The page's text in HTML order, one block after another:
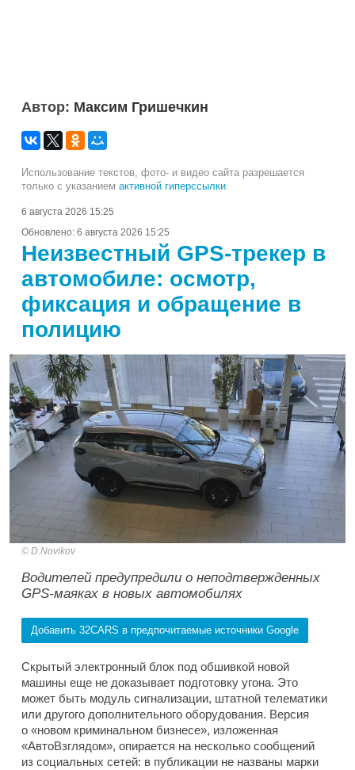
Автор: Максим Гришечкин
Использование текстов, фото- и видео сайта разрешается
только с указанием активной гиперссылки
6 августа 2026 15:25
Обновлено: 6 августа 2026 15:25
Неизвестный GPS-трекер в
автомобиле: осмотр,
фиксация и обращение в
полицию
D.Novikov
Водителей предупредили о неподтвержденных
GPS-маяках в новых автомобилях
Добавить 32CARS в предпочитаемые источники Google
Скрытый электронный блок под обшивкой новой
машины еще не доказывает подготовку угона. Это
может быть модуль сигнализации, штатной телематики
или другого дополнительного оборудования. Версия
о «новом криминальном бизнесе», изложенная
«АвтоВзглядом», опирается на несколько сообщений
из социальных сетей: в публикации не названы марки